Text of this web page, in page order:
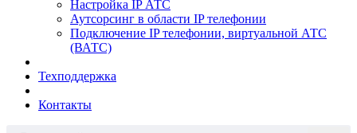
Настройка IP АТС
Аутсорсинг в области IP телефонии
Подключение IP телефонии, виртуальной АТС
(ВАТС)
Техподдержка
Контакты